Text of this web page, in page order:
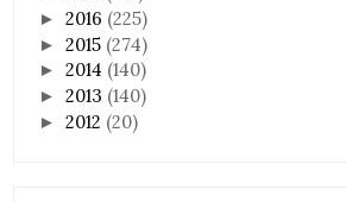
►2016 (225)
►2015 (274)
►2014 (140)
►2013 (140)
►2012 (20)